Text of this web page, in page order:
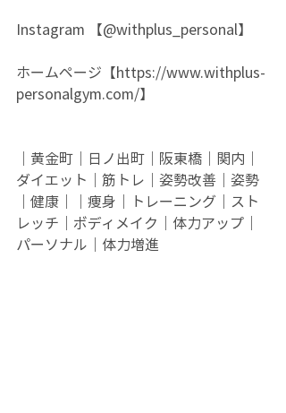
Instagram 【@withplus_personal】
ホームページ【https://www.withplus-
personalgym.com/】
｜黄金町｜日ノ出町｜阪東橋｜関内｜
ダイエット｜筋トレ｜姿勢改善｜姿勢
｜健康｜｜痩身｜トレーニング｜スト
レッチ｜ボディメイク｜体力アップ｜
パーソナル｜体力増進